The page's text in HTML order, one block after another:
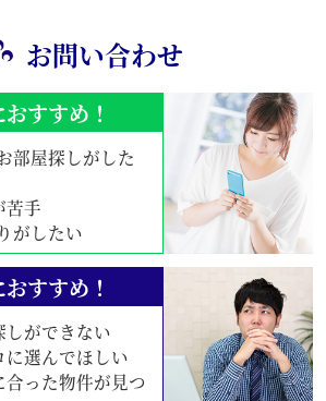
お問い合わせ
すすめ！
部屋探しがした
苦手
がしたい
すすめ！
ができない
選んでほしい
った物件が見つ